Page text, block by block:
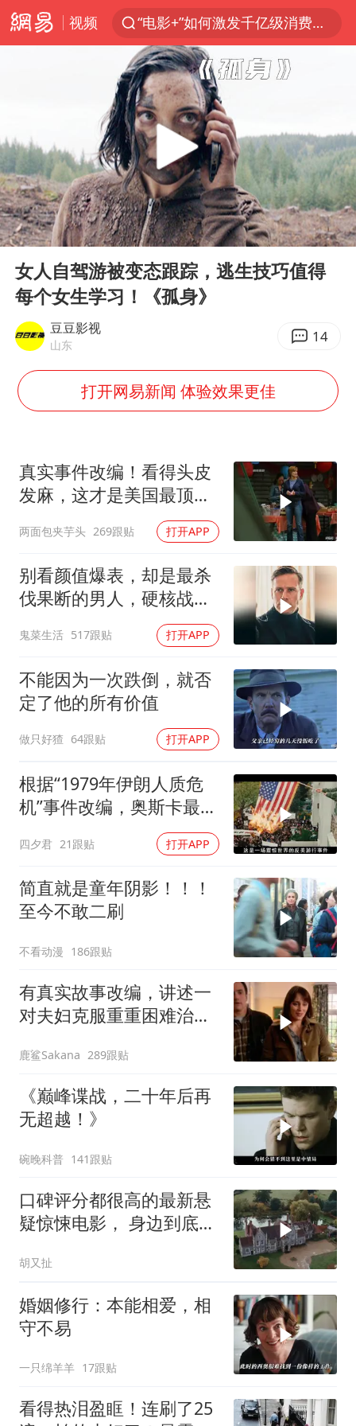
视频
“电影+”如何激发千亿级消费新活力？
“秋天的第一杯奶茶”6岁了
上海：台风白海豚或将带来龙卷风
四川宜宾市高县4.9级地震致1人死亡
中巨芯：上半年归母净利润1405.77万元
38岁演员求职万岁山NPC成功
国乒男单横滨冠军赛全军覆没
胡彦斌获《歌手2026》歌王
美股存储板块集体大跌
日本试射“战斧”导弹，国防部回应
胡彦斌韩磊 谁帮谁
夯实基础开新局
Play
00:00 06:51
女人自驾游被变态跟踪，逃生技巧值得
每个女生学习！《孤身》
豆豆影视
山东 14
打开网易新闻 体验效果更佳
真实事件改编！看得头皮
发麻，这才是美国最顶级
两面包夹芋头 269跟贴 打开APP
别看颜值爆表，却是最杀
伐果断的男人，硬核战术
鬼菜生活 517跟贴 打开APP
不能因为一次跌倒，就否
定了他的所有价值
做只好猹 64跟贴 打开APP
根据“1979年伊朗人质危
机”事件改编，奥斯卡最佳
四夕君 21跟贴 打开APP
简直就是童年阴影！！！
至今不敢二刷
不看动漫 186跟贴
有真实故事改编，讲述一
对夫妇克服重重困难治疗
鹿鲨Sakana 289跟贴
《巅峰谍战，二十年后再
无超越！》
碗晚科普 141跟贴
口碑评分都很高的最新悬
疑惊悚电影， 身边到底可
胡又扯
婚姻修行：本能相爱，相
守不易
一只绵羊羊 17跟贴
看得热泪盈眶！连刷了25